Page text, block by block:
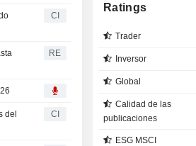
CI
RE
del
CI
Ratings
Trader
Inversor
Global
Calidad de las
publicaciones
ESG MSCI